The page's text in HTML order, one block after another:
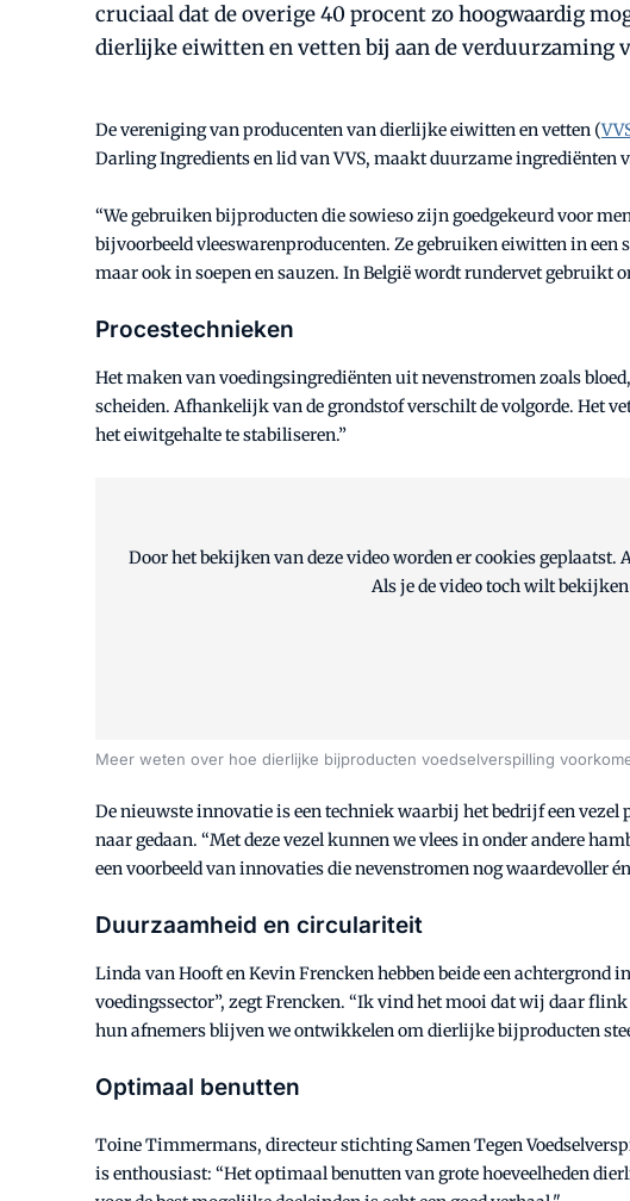
cruciaal dat de overige 40 procent zo hoogwaardig
dierlijke eiwitten en vetten bij aan de verduurzaming
De vereniging van producenten van dierlijke eiwitten en vetten (
Darling Ingredients en lid van VVS, maakt duurzame ingrediënten
“We gebruiken bijproducten die sowieso zijn goedgekeurd voor
bijvoorbeeld vleeswarenproducenten. Ze gebruiken eiwitten in een
maar ook in soepen en sauzen. In België wordt rundervet
Procestechnieken
Het maken van voedingsingrediënten uit nevenstromen zoals
scheiden. Afhankelijk van de grondstof verschilt de volgorde. Het
het eiwitgehalte te stabiliseren.”
Door het bekijken van deze video worden er cookies geplaatst.
Als je de video toch wilt
Meer weten over hoe dierlijke bijproducten voedselverspilling
De nieuwste innovatie is een techniek waarbij het bedrijf een
naar gedaan. “Met deze vezel kunnen we vlees in onder andere
een voorbeeld van innovaties die nevenstromen nog waardevoller
Duurzaamheid en circulariteit
Linda van Hooft en Kevin Frencken hebben beide een
voedingssector”, zegt Frencken. “Ik vind het mooi dat wij daar
hun afnemers blijven we ontwikkelen om dierlijke bijproducten
Optimaal benutten
Toine Timmermans, directeur stichting Samen Tegen
is enthousiast: “Het optimaal benutten van grote hoeveelheden